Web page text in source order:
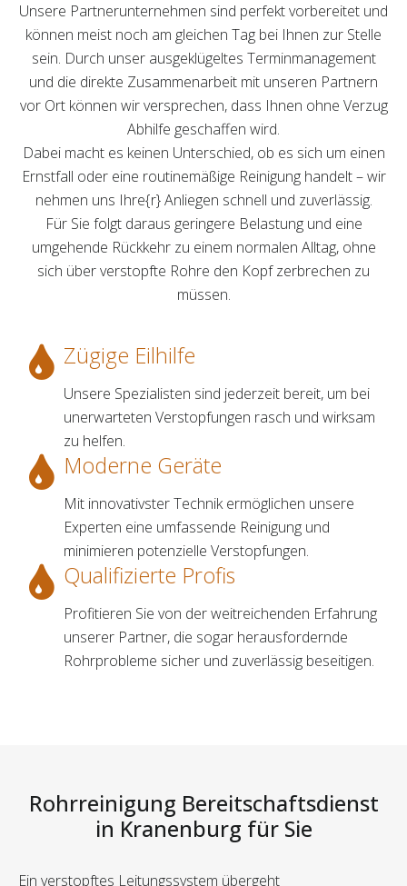
Unsere Partnerunternehmen sind perfekt vorbereitet und
können meist noch am gleichen Tag bei Ihnen zur Stelle
sein. Durch unser ausgeklügeltes Terminmanagement
und die direkte Zusammenarbeit mit unseren Partnern
vor Ort können wir versprechen, dass Ihnen ohne Verzug
Abhilfe geschaffen wird.
Dabei macht es keinen Unterschied, ob es sich um einen
Ernstfall oder eine routinemäßige Reinigung handelt – wir
nehmen uns Ihre{r} Anliegen schnell und zuverlässig.
Für Sie folgt daraus geringere Belastung und eine
umgehende Rückkehr zu einem normalen Alltag, ohne
sich über verstopfte Rohre den Kopf zerbrechen zu
müssen.
Zügige Eilhilfe
Unsere Spezialisten sind jederzeit bereit, um bei
unerwarteten Verstopfungen rasch und wirksam
zu helfen.
Moderne Geräte
Mit innovativster Technik ermöglichen unsere
Experten eine umfassende Reinigung und
minimieren potenzielle Verstopfungen.
Qualifizierte Profis
Profitieren Sie von der weitreichenden Erfahrung
unserer Partner, die sogar herausfordernde
Rohrprobleme sicher und zuverlässig beseitigen.
Rohrreinigung Bereitschaftsdienst
in Kranenburg für Sie
Ein verstopftes Leitungssystem übergeht